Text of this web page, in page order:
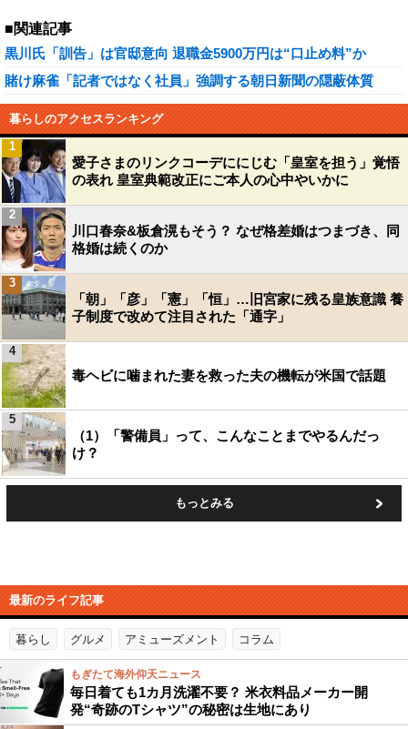
■関連記事
黒川氏「訓告」は官邸意向 退職金5900万円は“口止め料”か
賭け麻雀「記者ではなく社員」強調する朝日新聞の隠蔽体質
暮らしのアクセスランキング
愛子さまのリンクコーデににじむ「皇室を担う」覚悟
の表れ 皇室典範改正にご本人の心中やいかに
1
川口春奈&板倉滉もそう？ なぜ格差婚はつまづき、同
格婚は続くのか
2
「朝」「彦」「憲」「恒」…旧宮家に残る皇族意識 養
子制度で改めて注目された「通字」
3
毒ヘビに噛まれた妻を救った夫の機転が米国で話題
4
（1）「警備員」って、こんなことまでやるんだっ
け？
5
もっとみる
最新のライフ記事
暮らし グルメ アミューズメント コラム
もぎたて海外仰天ニュース
毎日着ても1カ月洗濯不要？ 米衣料品メーカー開
発“奇跡のTシャツ”の秘密は生地にあり